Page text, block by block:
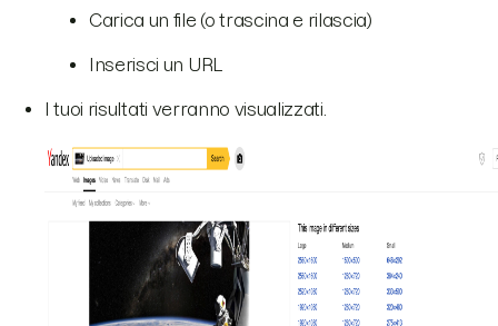
Carica un file (o trascina e rilascia)
Inserisci un URL
I tuoi risultati verranno visualizzati.